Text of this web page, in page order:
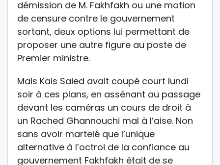
démission de M. Fakhfakh ou une motion
de censure contre le gouvernement
sortant, deux options lui permettant de
proposer une autre figure au poste de
Premier ministre.
Mais Kais Saied avait coupé court lundi
soir à ces plans, en assénant au passage
devant les caméras un cours de droit à
un Rached Ghannouchi mal à l’aise. Non
sans avoir martelé que l’unique
alternative à l’octroi de la confiance au
gouvernement Fakhfakh était de se